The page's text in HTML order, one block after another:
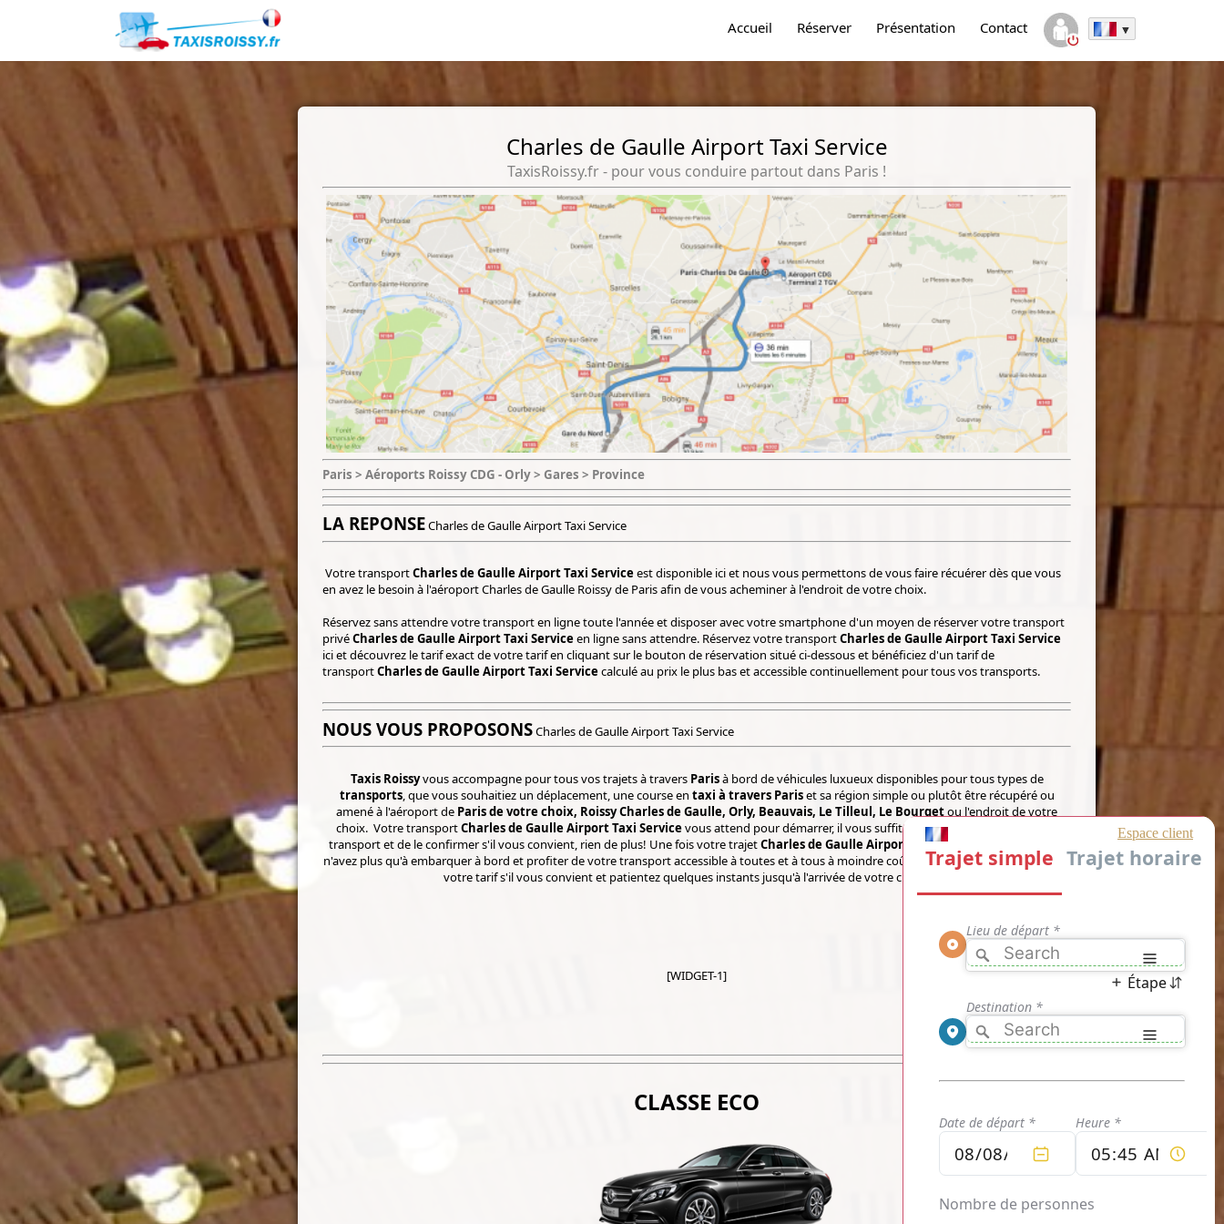
Accueil Réserver Présentation Contact
Charles de Gaulle Airport Taxi Service
TaxisRoissy.fr - pour vous conduire partout dans Paris !
Paris > Aéroports Roissy CDG - Orly > Gares > Province
LA REPONSECharles de Gaulle Airport Taxi Service
Votre transportCharles de Gaulle Airport Taxi Serviceest disponible ici et nous vous permettons de vous faire récuérer dès que vous
en avez le besoin à l'aéroport Charles de Gaulle Roissy de Paris afin de vous acheminer à l'endroit de votre choix.
Réservez sans attendre votre transport en ligne toute l'année et disposer avec votre smartphone d'un moyen de réserver votre transport
privéCharles de Gaulle Airport Taxi Serviceen ligne sans attendre. Réservez votre transportCharles de Gaulle Airport Taxi Service
ici et découvrez le tarif exact de votre tarif en cliquant sur le bouton de réservation situé ci-dessous et bénéficiez d'un tarif de
transportCharles de Gaulle Airport Taxi Servicecalculé au prix le plus bas et accessible continuellement pour tous vos transports.
NOUS VOUS PROPOSONSCharles de Gaulle Airport Taxi Service
Taxis Roissyvous accompagne pour tous vos trajets à travers Parisà bord de véhicules luxueux disponibles pour tous types de
transports, que vous souhaitiez un déplacement, une course en taxi à travers Pariset sa région simple ou plutôt être récupéré ou
amené à l'aéroport de Paris de votre choix, Roissy Charles de Gaulle, Orly, Beauvais, Le Tilleul, Le Bourgetou l'endroit de votre
choix. Votre transportCharles de Gaulle Airport Taxi Servicevous attend pour démarrer, il vous suffit de découvrir le tarif de votre
transport et de le confirmer s'il vous convient, rien de plus! Une fois votre trajetCharles de Gaulle Airport Taxi Service
n'avez plus qu'à embarquer à bord et profiter de votre transport accessible à toutes et à tous à moindre coût. Réservez votre trajet et fixez
votre tarif s'il vous convient et patientez quelques instants jusqu'à l'arrivée de votre chauffeur.
[WIDGET-1]
CLASSE ECO